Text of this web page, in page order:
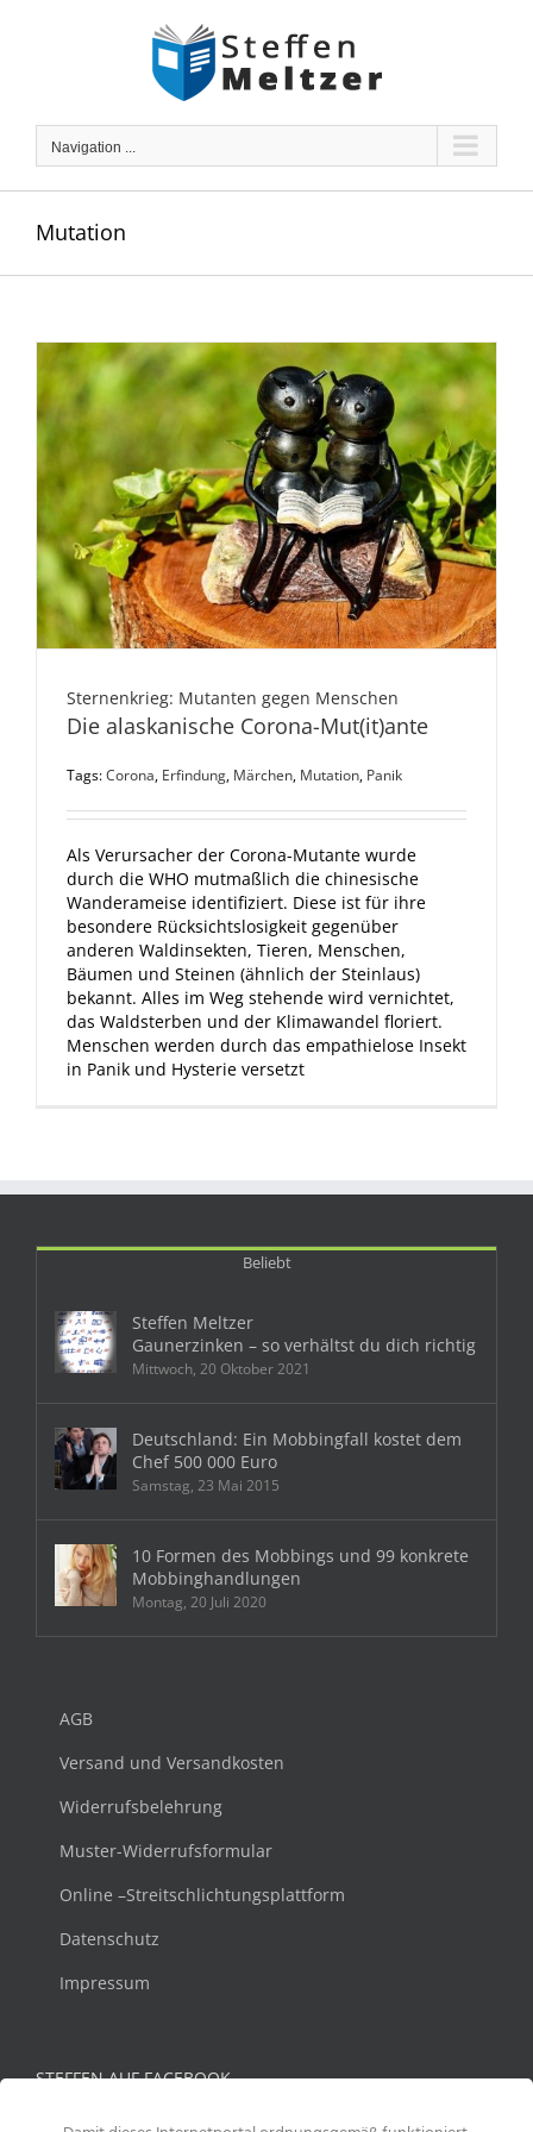
Navigation ...
Mutation
Sternenkrieg: Mutanten gegen Menschen
Die alaskanische Corona-Mut(it)ante
Tags:Corona, Erfindung, Märchen, Mutation, Panik
Als Verursacher der Corona-Mutante wurde
durch die WHO mutmaßlich die chinesische
Wanderameise identifiziert. Diese ist für ihre
besondere Rücksichtslosigkeit gegenüber
anderen Waldinsekten, Tieren, Menschen,
Bäumen und Steinen (ähnlich der Steinlaus)
bekannt. Alles im Weg stehende wird vernichtet,
das Waldsterben und der Klimawandel floriert.
Menschen werden durch das empathielose Insekt
in Panik und Hysterie versetzt
Beliebt
Steffen Meltzer
Gaunerzinken – so verhältst du dich richtig
Mittwoch, 20 Oktober 2021
Deutschland: Ein Mobbingfall kostet dem
Chef 500 000 Euro
Samstag, 23 Mai 2015
10 Formen des Mobbings und 99 konkrete
Mobbinghandlungen
Montag, 20 Juli 2020
AGB
Versand und Versandkosten
Widerrufsbelehrung
Muster-Widerrufsformular
Online –Streitschlichtungsplattform
Datenschutz
Impressum
STEFFEN AUF FACEBOOK